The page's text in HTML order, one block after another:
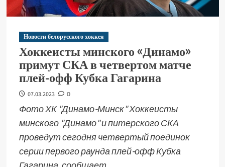
Новости белорусского хоккея
Хоккеисты минского «Динамо»
примут СКА в четвертом матче
плей-офф Кубка Гагарина
07.03.2023 0
Фото ХК "Динамо-Минск" Хоккеисты
минского "Динамо" и питерского СКА
проведут сегодня четвертый поединок
серии первого раунда плей-офф Кубка